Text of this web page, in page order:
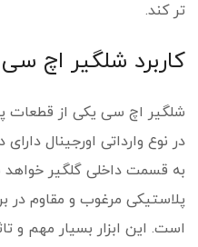
تر کند.
کاربرد شلگیر اچ
شلگیر اچ سی یکی از قطعات
در نوع وارداتی اورجینال
به قسمت داخلی گلگیر خواهد
پلاستیکی مرغوب و مقاوم در
است. این ابزار بسیار مهم و